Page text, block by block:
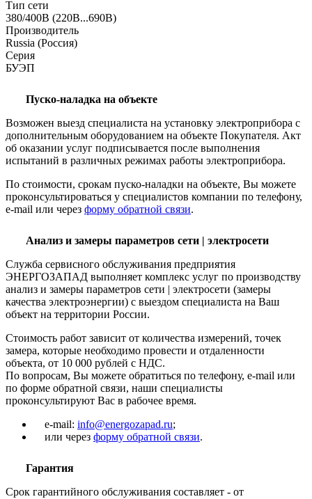
Тип сети
380/400В (220В...690В)
Производитель
Russia (Россия)
Серия
БУЭП
Пуско-наладка на объекте
Возможен выезд специалиста на установку электроприбора с
дополнительным оборудованием на объекте Покупателя. Акт
об оказании услуг подписывается после выполнения
испытаний в различных режимах работы электроприбора.
По стоимости, срокам пуско-наладки на объекте, Вы можете
проконсультироваться у специалистов компании по телефону,
e-mail или через форму обратной связи.
Анализ и замеры параметров сети | электросети
Служба сервисного обслуживания предприятия
ЭНЕРГОЗАПАД выполняет комплекс услуг по производству
анализ и замеры параметров сети | электросети (замеры
качества электроэнергии) с выездом специалиста на Ваш
объект на территории России.
Стоимость работ зависит от количества измерений, точек
замера, которые необходимо провести и отдаленности
объекта, от 10 000 рублей с НДС.
По вопросам, Вы можете обратиться по телефону, e-mail или
по форме обратной связи, наши специалисты
проконсультируют Вас в рабочее время.
e-mail: info@energozapad.ru;
или через форму обратной связи.
Гарантия
Срок гарантийного обслуживания составляет - от